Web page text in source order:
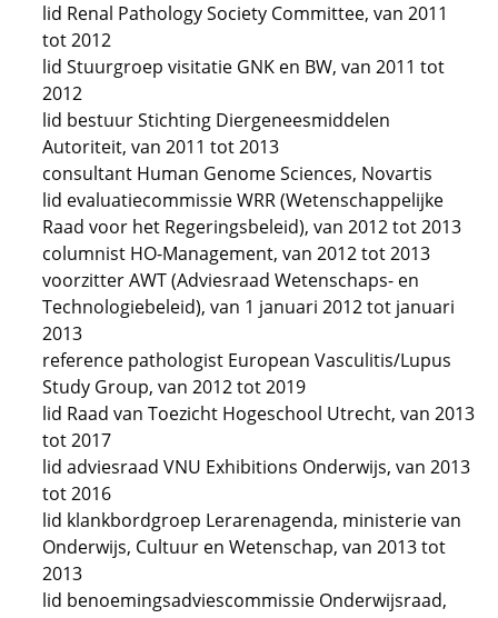
lid Renal Pathology Society Committee, van 2011
tot 2012
lid Stuurgroep visitatie GNK en BW, van 2011 tot
2012
lid bestuur Stichting Diergeneesmiddelen
Autoriteit, van 2011 tot 2013
consultant Human Genome Sciences, Novartis
lid evaluatiecommissie WRR (Wetenschappelijke
Raad voor het Regeringsbeleid), van 2012 tot 2013
columnist HO-Management, van 2012 tot 2013
voorzitter AWT (Adviesraad Wetenschaps- en
Technologiebeleid), van 1 januari 2012 tot januari
2013
reference pathologist European Vasculitis/Lupus
Study Group, van 2012 tot 2019
lid Raad van Toezicht Hogeschool Utrecht, van 2013
tot 2017
lid adviesraad VNU Exhibitions Onderwijs, van 2013
tot 2016
lid klankbordgroep Lerarenagenda, ministerie van
Onderwijs, Cultuur en Wetenschap, van 2013 tot
2013
lid benoemingsadviescommissie Onderwijsraad,